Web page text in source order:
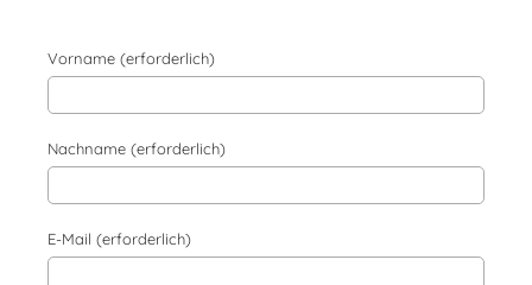
Vorname (erforderlich)
Nachname (erforderlich)
E-Mail (erforderlich)